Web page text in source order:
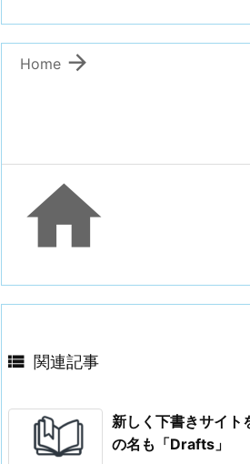

Home

 関連記事
新しく下書きサイト
の名も「Drafts」